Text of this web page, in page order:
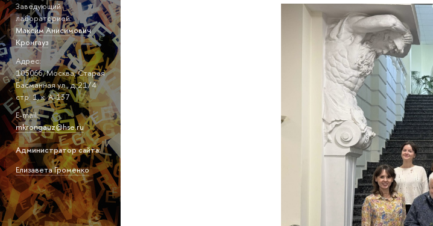
Заведующий
лабораторией:
Максим Анисимович
Кронгауз
Адрес:
105066, Москва, Старая
Басманная ул., д. 21/4
стр. 1, к. А-137
E-mail:
mkrongauz@hse.ru
Администратор сайта:
Елизавета Громенко